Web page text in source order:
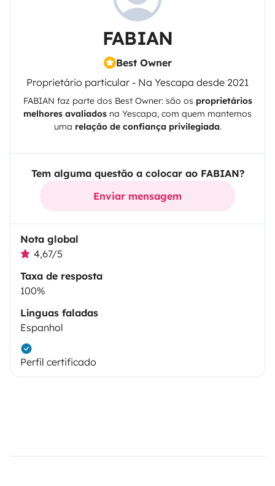
FABIAN
Best Owner
Proprietário particular - Na Yescapa desde 2021
FABIAN faz parte dos Best Owner: são os proprietários
melhores avaliados na Yescapa, com quem mantemos
uma relação de confiança privilegiada.
Tem alguma questão a colocar ao FABIAN?
Enviar mensagem
Nota global
4,67/5
Taxa de resposta
100%
Línguas faladas
Espanhol
Perfil certificado